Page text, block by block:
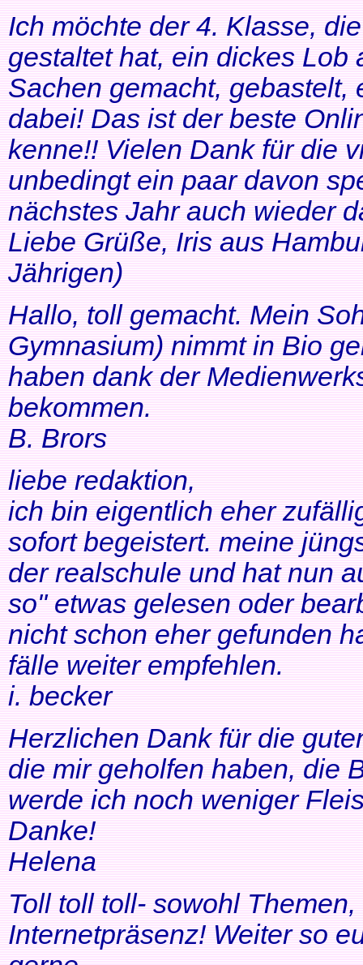
Ich möchte der 4. Klasse,
gestaltet hat, ein dickes Lob
Sachen gemacht, gebastelt,
dabei! Das ist der beste
kenne!! Vielen Dank für die
unbedingt ein paar davon
nächstes Jahr auch wieder
Liebe Grüße, Iris aus
Jährigen)
Hallo, toll gemacht. Mein
Gymnasium) nimmt in Bio
haben dank der
bekommen.
B. Brors
liebe redaktion,
ich bin eigentlich eher
sofort begeistert. meine
der realschule und hat nun
so" etwas gelesen oder
nicht schon eher gefunden
fälle weiter empfehlen.
i. becker
Herzlichen Dank für die
die mir geholfen haben, die
werde ich noch weniger
Danke!
Helena
Toll toll toll- sowohl
Internetpräsenz! Weiter so